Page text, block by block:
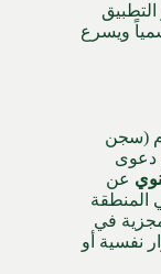
التطبيق
ويسرع
(سجن
دعوى
عن
المنطقة
في
نفسية أو